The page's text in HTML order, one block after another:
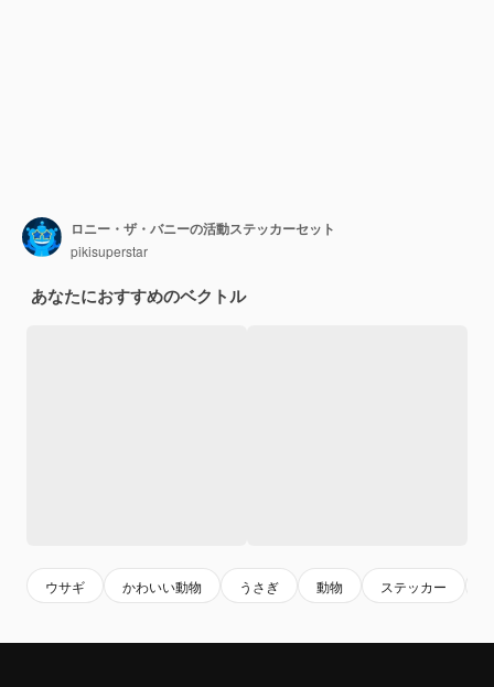
ロニー・ザ・バニーの活動ステッカーセット
pikisuperstar
あなたにおすすめのベクトル
ウサギ かわいい動物 うさぎ 動物 ステッカー